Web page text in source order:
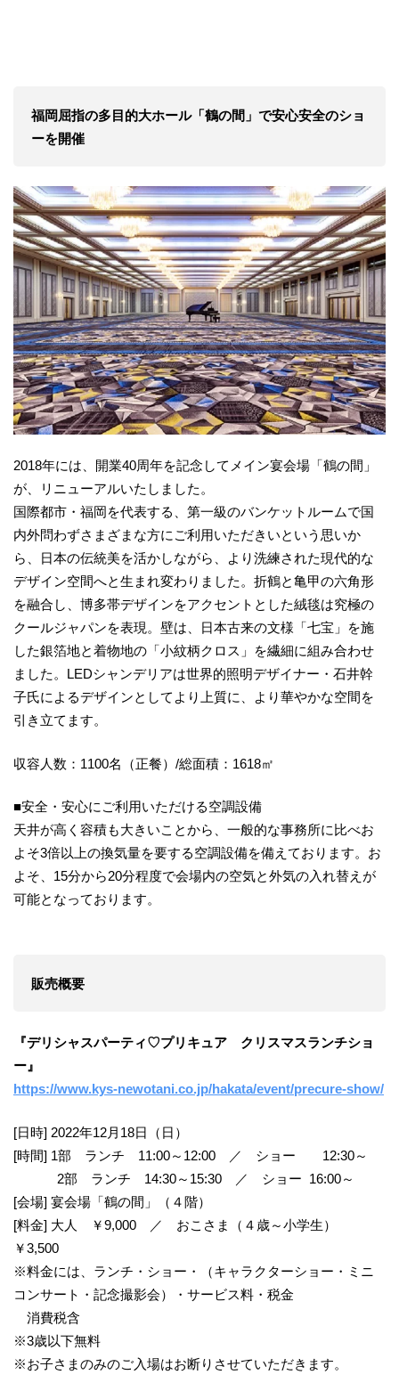
福岡屈指の多目的大ホール「鶴の間」で安心安全のショ
ーを開催
2018年には、開業40周年を記念してメイン宴会場「鶴の間」
が、リニューアルいたしました。
国際都市・福岡を代表する、第一級のバンケットルームで国
内外問わずさまざまな方にご利用いただきいという思いか
ら、日本の伝統美を活かしながら、より洗練された現代的な
デザイン空間へと生まれ変わりました。折鶴と亀甲の六角形
を融合し、博多帯デザインをアクセントとした絨毯は究極の
クールジャパンを表現。壁は、日本古来の文様「七宝」を施
した銀箔地と着物地の「小紋柄クロス」を繊細に組み合わせ
ました。LEDシャンデリアは世界的照明デザイナー・石井幹
子氏によるデザインとしてより上質に、より華やかな空間を
引き立てます。
収容人数：1100名（正餐）/総面積：1618㎡
■安全・安心にご利用いただける空調設備
天井が高く容積も大きいことから、一般的な事務所に比べお
よそ3倍以上の換気量を要する空調設備を備えております。お
よそ、15分から20分程度で会場内の空気と外気の入れ替えが
可能となっております。
販売概要
『デリシャスパーティ♡プリキュア クリスマスランチショ
ー』
https://www.kys-newotani.co.jp/hakata/event/precure-show/
[日時] 2022年12月18日（日）
[時間] 1部 ランチ 11:00～12:00 ／ ショー 12:30～
2部 ランチ 14:30～15:30 ／ ショー 16:00～
[会場] 宴会場「鶴の間」（４階）
[料金] 大人 ￥9,000 ／ おこさま（４歳～小学生）
￥3,500
※料金には、ランチ・ショー・（キャラクターショー・ミニ
コンサート・記念撮影会）・サービス料・税金
消費税含
※3歳以下無料
※お子さまのみのご入場はお断りさせていただきます。